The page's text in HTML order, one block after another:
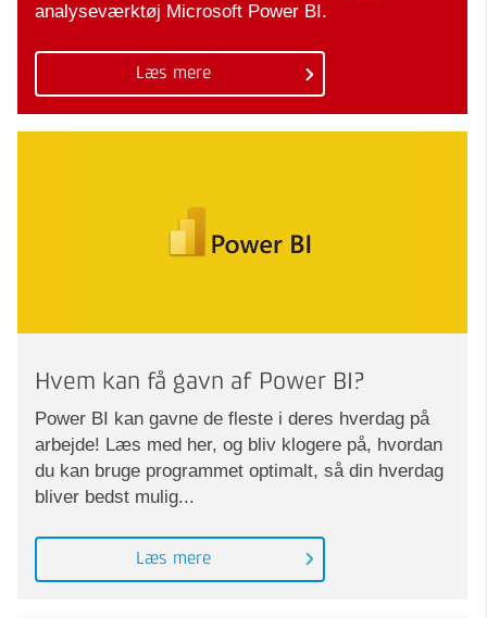
analyseværktøj Microsoft Power BI.
Læs mere
Hvem kan få gavn af Power BI?
Power BI kan gavne de fleste i deres hverdag på
arbejde! Læs med her, og bliv klogere på, hvordan
du kan bruge programmet optimalt, så din hverdag
bliver bedst mulig...
Læs mere